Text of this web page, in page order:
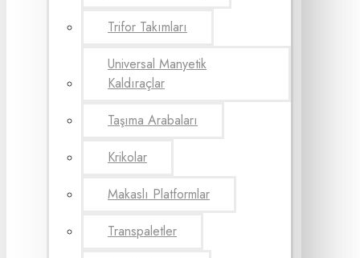
Trifor Takımları
Universal Manyetik
Kaldıraçlar
Taşıma Arabaları
Krikolar
Makaslı Platformlar
Transpaletler